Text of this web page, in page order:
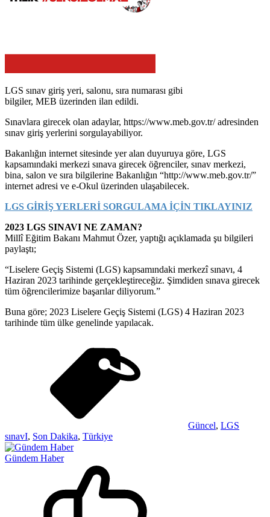
LGS sınav giriş yeri, salonu, sıra numarası gibi
bilgiler, MEB üzerinden ilan edildi.
Sınavlara girecek olan adaylar, https://www.meb.gov.tr/ adresinden
sınav giriş yerlerini sorgulayabiliyor.
Bakanlığın internet sitesinde yer alan duyuruya göre, LGS
kapsamındaki merkezi sınava girecek öğrenciler, sınav merkezi,
bina, salon ve sıra bilgilerine Bakanlığın “http://www.meb.gov.tr/”
internet adresi ve e-Okul üzerinden ulaşabilecek.
LGS GİRİŞ YERLERİ SORGULAMA İÇİN TIKLAYINIZ
2023 LGS SINAVI NE ZAMAN?
Millî Eğitim Bakanı Mahmut Özer, yaptığı açıklamada şu bilgileri
paylaştı;
“Liselere Geçiş Sistemi (LGS) kapsamındaki merkezî sınavı, 4
Haziran 2023 tarihinde gerçekleştireceğiz. Şimdiden sınava girecek
tüm öğrencilerimize başarılar diliyorum.”
Buna göre; 2023 Liselere Geçiş Sistemi (LGS) 4 Haziran 2023
tarihinde tüm ülke genelinde yapılacak.
Güncel, LGS
sınavI, Son Dakika, Türkiye
Gündem Haber